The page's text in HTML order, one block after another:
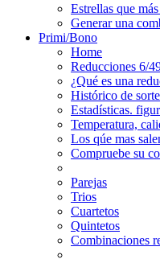
Estrellas que
Generar una
Primi/Bono
Home
Reducciones 6/
¿Qué es una
Histórico de
Estadísticas.
Temperatura,
Los qúe mas
Compruebe su
Parejas
Trios
Cuartetos
Quintetos
Combinaciones